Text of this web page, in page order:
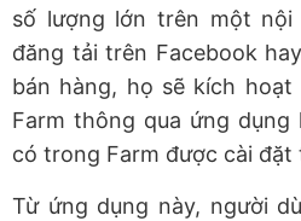
số lượng lớn trên một
đăng tải trên Facebook
bán hàng, họ sẽ kích
Farm thông qua ứng
có trong Farm được cài đặt
Từ ứng dụng này, người